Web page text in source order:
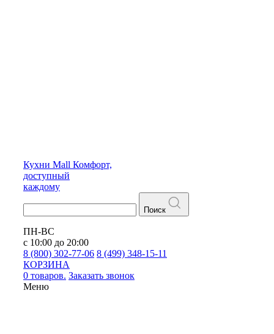
Кухни Mall Комфорт,
доступный
каждому
Поиск
ПН-ВС
с 10:00 до 20:00
8 (800) 302-77-06 8 (499) 348-15-11
КОРЗИНА
0 товаров. Заказать звонок
Меню